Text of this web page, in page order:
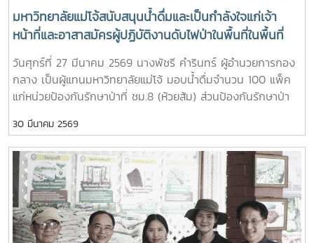
มหาวิทยาลัยแม่โจ้สนับสนุนน้ำดื่มและเป็นกำลังใจแก่เจ้า
หน้าที่และอาสาสมัครผู้ปฏิบัติงานดับไฟป่าในพื้นที่ในพื้นที่
อำเภอสันทราย จังหวัดเชียงใหม่
วันศุกร์ที่ 27 มีนาคม 2569 นางพัชรี คำรินทร์ ผู้อำนวยการกอง
กลาง เป็นผู้แทนมหาวิทยาลัยแม่โจ้ มอบน้ำดื่มจำนวน 100 แพ็ค
แก่หน่วยป้องกันรักษาป่าที่ ชม.8 (ห้วยส้ม) ส่วนป้องกันรักษาป่า
เพื่อใช้สนับสนุนการปฏิบัติงานของเจ้าหน้าที่ที่ปฏิบัติภารกิจ
ควบคุมและระงับเหตุไฟป่าในพื้นที่ และเป็นกำลังใจแก่เจ้าหน้าที่และ
อาสาสมัครผู้ปฏิบัติงานดับไฟป่าในพื้นที่ในพื้นที่อำเภอสันทราย
จังหวัดเชียงใหม่
30 มีนาคม 2569